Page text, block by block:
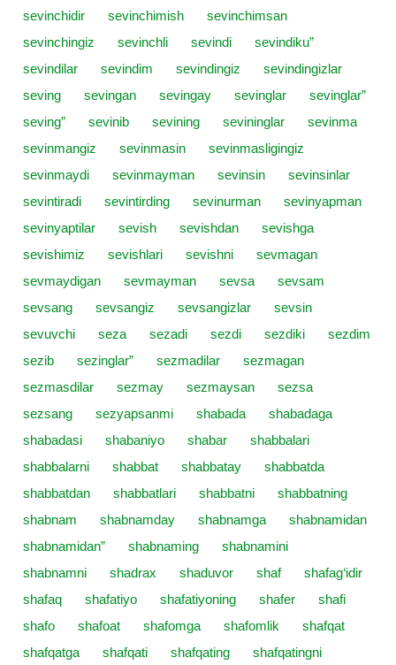
sevinchidir sevinchimish
sevinchimsan
sevinchingiz
sevinchli sevindi
sevindiku”
sevindilar
sevindim sevindingiz
sevindingizlar
seving
sevingan sevingay sevinglar
sevinglar”
seving”
sevinib sevining sevininglar
sevinma
sevinmangiz
sevinmasin
sevinmasligingiz
sevinmaydi
sevinmayman sevinsin
sevinsinlar
sevintiradi
sevintirding sevinurman
sevinyapman
sevinyaptilar
sevish sevishdan
sevishga
sevishimiz
sevishlari sevishni
sevmagan
sevmaydigan
sevmayman sevsa
sevsam
sevsang
sevsangiz sevsangizlar
sevsin
sevuvchi
seza sezadi sezdi sezdiki
sezdim
sezib
sezinglar” sezmadilar
sezmagan
sezmasdilar
sezmay sezmaysan
sezsa
sezsang
sezyapsanmi shabada
shabadaga
shabadasi
shabaniyo shabar
shabbalari
shabbalarni
shabbat shabbatay
shabbatda
shabbatdan
shabbatlari shabbatni
shabbatning
shabnam
shabnamday shabnamga
shabnamidan
shabnamidan”
shabnaming
shabnamini
shabnamni
shadrax shaduvor shaf
shafag‘idir
shafaq
shafatiyo shafatiyoning shafer
shafi
shafo
shafoat shafomga shafomlik
shafqat
shafqatga
shafqati shafqating
shafqatingni